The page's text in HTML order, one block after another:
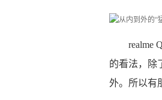
realme
的看法，除
外。所以有